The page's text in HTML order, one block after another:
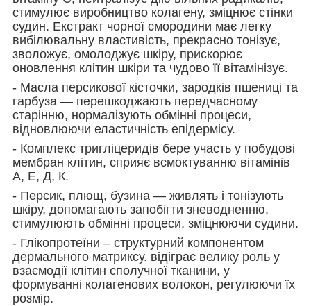
стимулює виробництво колагену, зміцнює стінки
судин. Екстракт чорної смородини має легку
вибілювальну властивість, прекрасно тонізує,
зволожує, омолоджує шкіру, прискорює
оновлення клітин шкіри та чудово її вітамінізує.
- Масла персикової кісточки, зародків пшениці та
гарбуза — перешкоджають передчасному
старінню, нормалізують обмінні процеси,
відновлюючи еластичність епідермісу.
- Комплекс тригліцеридів бере участь у побудові
мембран клітин, сприяє всмоктуванню вітамінів
А, Е, Д, К.
- Персик, плющ, бузина — живлять і тонізують
шкіру, допомагають запобігти зневодненню,
стимулюють обмінні процеси, зміцнюючи судини.
- Глікопротеїни – структурний компонентом
дермального матриксу. відіграє велику роль у
взаємодії клітин сполучної тканини, у
формуванні колагенових волокон, регулюючи їх
розмір.